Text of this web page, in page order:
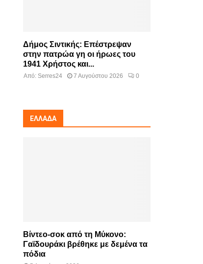
Δήμος Σιντικής: Επέστρεψαν
στην πατρώα γη οι ήρωες του
1941 Χρήστος και...
Από: Serres24 7 Αυγούστου 2026 0
ΕΛΛΆΔΑ
Βίντεο-σοκ από τη Μύκονο:
Γαϊδουράκι βρέθηκε με δεμένα τα
πόδια